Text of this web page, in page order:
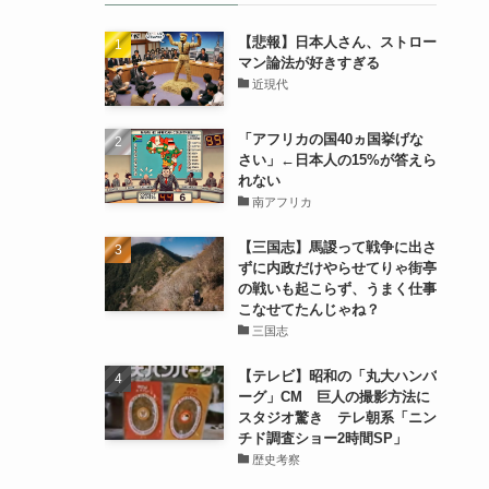
【悲報】日本人さん、ストロー
マン論法が好きすぎる
近現代
「アフリカの国40ヵ国挙げな
さい」←日本人の15%が答えら
れない
南アフリカ
【三国志】馬謖って戦争に出さ
ずに内政だけやらせてりゃ街亭
の戦いも起こらず、うまく仕事
こなせてたんじゃね？
三国志
【テレビ】昭和の「丸大ハンバ
ーグ」CM 巨人の撮影方法に
スタジオ驚き テレ朝系「ニン
チド調査ショー2時間SP」
歴史考察